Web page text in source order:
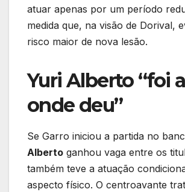
atuar apenas por um período
medida que, na visão de Dorival,
risco maior de nova lesão.
Yuri Alberto “foi
onde deu”
Se Garro iniciou a partida no
Alberto ganhou vaga entre os
também teve a atuação
aspecto físico. O centroavante